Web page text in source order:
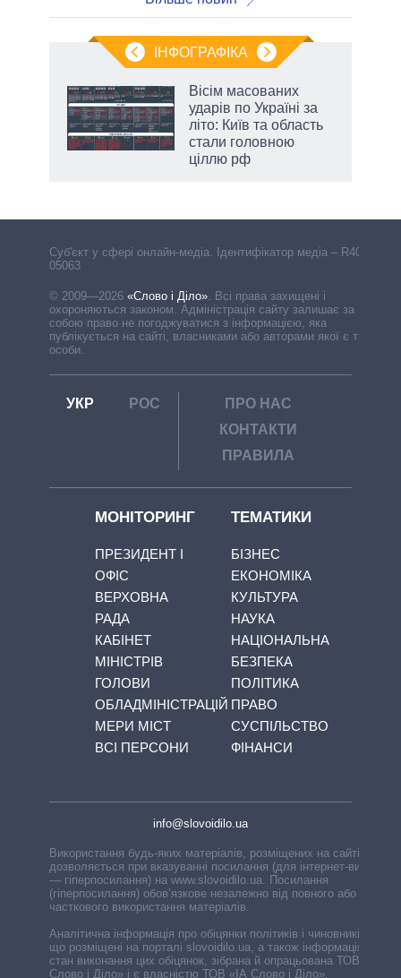
ІНФОГРАФІКА
Вісім масованих
ударів по Україні за
літо: Київ та область
стали головною
ціллю рф
Cуб'єкт у сфері онлайн-медіа. Ідентифікатор медіа – R40-
05063
© 2009—2026 «Слово і Діло». Всі права захищені і
охороняються законом. Адміністрація сайту залишає за
собою право не погоджуватися з інформацією, яка
публікується на сайті, власниками або авторами якої є треті
особи.
УКР РОС
ПРО НАС
КОНТАКТИ
ПРАВИЛА
МОНІТОРИНГ
ПРЕЗИДЕНТ І
ОФІС
ВЕРХОВНА
РАДА
КАБІНЕТ
МІНІСТРІВ
ГОЛОВИ
ОБЛАДМІНІСТРАЦІЙ
МЕРИ МІСТ
ВСІ ПЕРСОНИ
ТЕМАТИКИ
БІЗНЕС
ЕКОНОМІКА
КУЛЬТУРА
НАУКА
НАЦІОНАЛЬНА
БЕЗПЕКА
ПОЛІТИКА
ПРАВО
СУСПІЛЬСТВО
ФІНАНСИ
info@slovoidilo.ua
Використання будь-яких матеріалів, розміщених на сайті,
дозволяється при вказуванні посилання (для інтернет-видань
— гіперпосилання) на www.slovoidilo.ua. Посилання
(гіперпосилання) обов’язкове незалежно від повного або
часткового використання матеріалів.
Аналітична інформація про обіцянки політиків і чиновників,
що розміщені на порталі slovoidilo.ua, а також інформація про
стан виконання цих обіцянок, зібрана й опрацьована ТОВ «ІА
Слово і Діло» і є власністю ТОВ «ІА Слово і Діло».